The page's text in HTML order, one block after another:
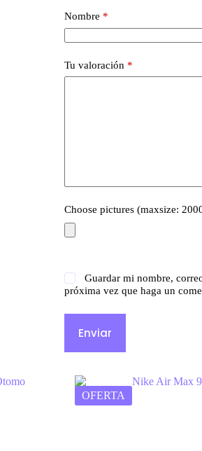
Nombre *
Tu valoración *
Choose pictures (maxsize:
Guardar mi nombre,
próxima vez que haga un
Enviar
OFERTA